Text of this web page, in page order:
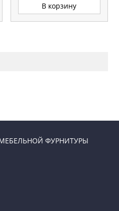
В корзину
ФУРНИТУРЫ